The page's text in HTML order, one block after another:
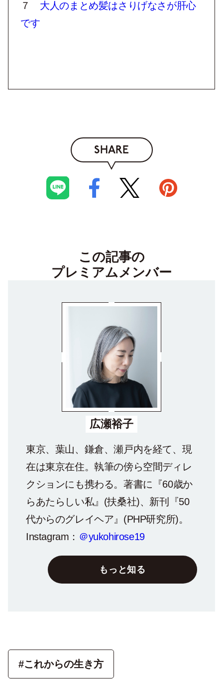
７ 大人のまとめ髪はさりげなさが肝心
です
SHARE
この記事の
プレミアムメンバー
広瀬裕子
東京、葉山、鎌倉、瀬戸内を経て、現
在は東京在住。執筆の傍ら空間ディレ
クションにも携わる。著書に『60歳か
らあたらしい私』(扶桑社)、新刊『50
代からのグレイヘア』(PHP研究所)。
Instagram： ＠yukohirose19
もっと知る
#これからの生き方